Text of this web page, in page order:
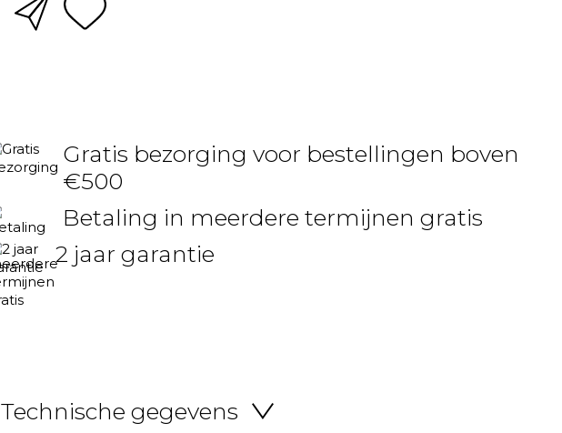
Gratis bezorging voor bestellingen boven
€500
Betaling in meerdere termijnen gratis
2 jaar garantie
Technische gegevens